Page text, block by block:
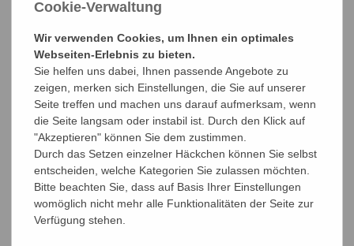
Ihre Interessengebiete
Altdeutschland
Deutsche Kolonien und Auslandspostämter
Deutsches Reich (1872/1945)
Deutsche Besetzung I. Weltkrieg, Abstimmungsgebiete
(einschließlich Belgische Besetzung in Deutschland)
Danzig
Cookie-Verwaltung
Wir verwenden Cookies, um Ihnen ein optimales
Webseiten-Erlebnis zu bieten.
Sie helfen uns dabei, Ihnen passende Angebote zu
zeigen, merken sich Einstellungen, die Sie auf unserer
Seite treffen und machen uns darauf aufmerksam, wenn
die Seite langsam oder instabil ist. Durch den Klick auf
"Akzeptieren" können Sie dem zustimmen.
Durch das Setzen einzelner Häckchen können Sie selbst
entscheiden, welche Kategorien Sie zulassen möchten.
Bitte beachten Sie, dass auf Basis Ihrer Einstellungen
womöglich nicht mehr alle Funktionalitäten der Seite zur
Verfügung stehen.